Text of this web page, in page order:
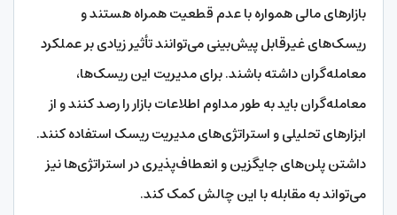
بازارهای مالی همواره با عدم قطعیت همراه هستند و
ریسک‌های غیرقابل پیش‌بینی می‌توانند تأثیر زیادی بر عملکرد
معامله‌گران داشته باشند. برای مدیریت این ریسک‌ها،
معامله‌گران باید به طور مداوم اطلاعات بازار را رصد کنند و از
ابزارهای تحلیلی و استراتژی‌های مدیریت ریسک استفاده کنند.
داشتن پلن‌های جایگزین و انعطاف‌پذیری در استراتژی‌ها نیز
می‌تواند به مقابله با این چالش کمک کند.